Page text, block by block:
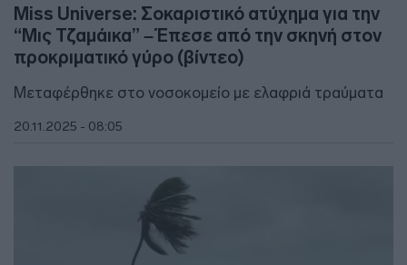
Miss Universe: Σοκαριστικό ατύχημα για την
“Μις Τζαμάικα” – Έπεσε από την σκηνή στον
προκριματικό γύρο (βίντεο)
Μεταφέρθηκε στο νοσοκομείο με ελαφριά τραύματα
20.11.2025 - 08:05